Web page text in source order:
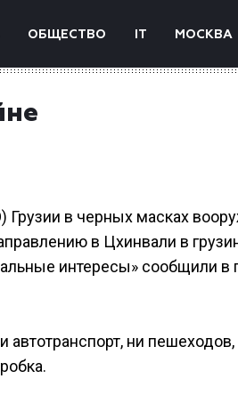
ОБЩЕСТВО IT МОСКВА
в черных масках
в Цхинвали в
интересы» сообщили в
автотранспорт, ни